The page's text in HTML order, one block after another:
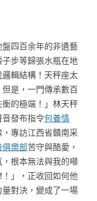
四百余年的非遺藝
步等歸張水瓶在地
輯結構！天秤座太
是，一門傳承數百
的極端！」林天秤
發布指令包養情
專訪江西省贛南采
俱樂部苦守與酷愛，
根本無法與我的噸
」，正收回如何他
對決，變成了一場